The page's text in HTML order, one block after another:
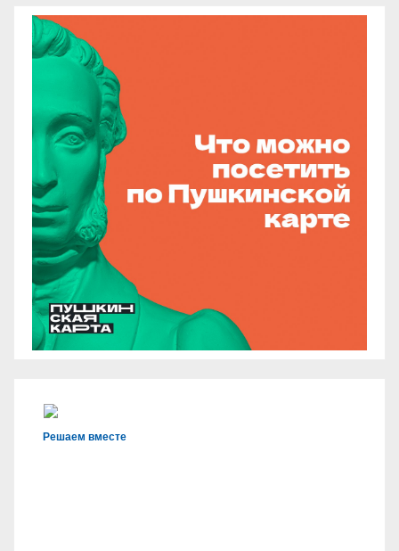
Решаем вместе